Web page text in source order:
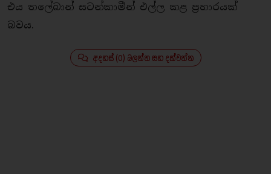
එය තලේබාන් සටන්කාමීන් එල්ල කළ ප‍්‍රහාරයක්
බවය.
අදහස් (0) බලන්න සහ දක්වන්න